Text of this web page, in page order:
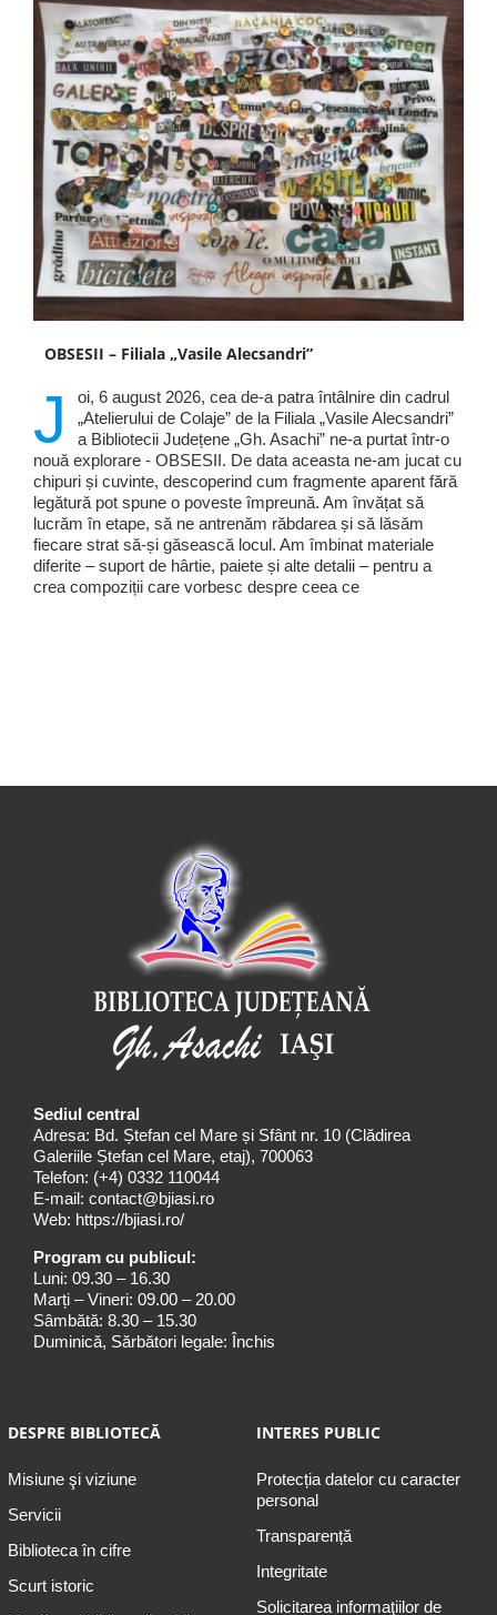
OBSESII – Filiala „Vasile Alecsandri”
J
oi, 6 august 2026, cea de-a patra întâlnire din cadrul
„Atelierului de Colaje” de la Filiala „Vasile Alecsandri”
a Bibliotecii Județene „Gh. Asachi” ne-a purtat într-o
nouă explorare - OBSESII. De data aceasta ne-am jucat cu
chipuri și cuvinte, descoperind cum fragmente aparent fără
legătură pot spune o poveste împreună. Am învățat să
lucrăm în etape, să ne antrenăm răbdarea și să lăsăm
fiecare strat să-și găsească locul. Am îmbinat materiale
diferite – suport de hârtie, paiete și alte detalii – pentru a
crea compoziții care vorbesc despre ceea ce
Sediul central
Adresa: Bd. Ștefan cel Mare și Sfânt nr. 10 (Clădirea
Galeriile Ștefan cel Mare, etaj), 700063
Telefon: (+4) 0332 110044
E-mail: contact@bjiasi.ro
Web: https://bjiasi.ro/
Program cu publicul:
Luni: 09.30 – 16.30
Marți – Vineri: 09.00 – 20.00
Sâmbătă: 8.30 – 15.30
Duminică, Sărbători legale: Închis
DESPRE BIBLIOTECĂ
Misiune şi viziune
Servicii
Biblioteca în cifre
Scurt istoric
INTERES PUBLIC
Protecția datelor cu caracter
personal
Transparență
Integritate
Solicitarea informaţiilor de